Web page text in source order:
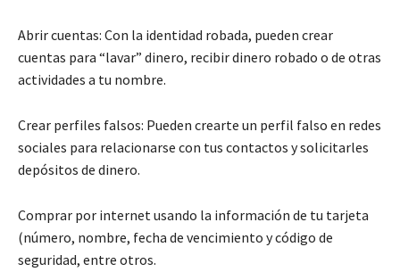
Abrir cuentas: Con la identidad robada, pueden crear
cuentas para “lavar” dinero, recibir dinero robado o de otras
actividades a tu nombre.
Crear perfiles falsos: Pueden crearte un perfil falso en redes
sociales para relacionarse con tus contactos y solicitarles
depósitos de dinero.
Comprar por internet usando la información de tu tarjeta
(número, nombre, fecha de vencimiento y código de
seguridad, entre otros.